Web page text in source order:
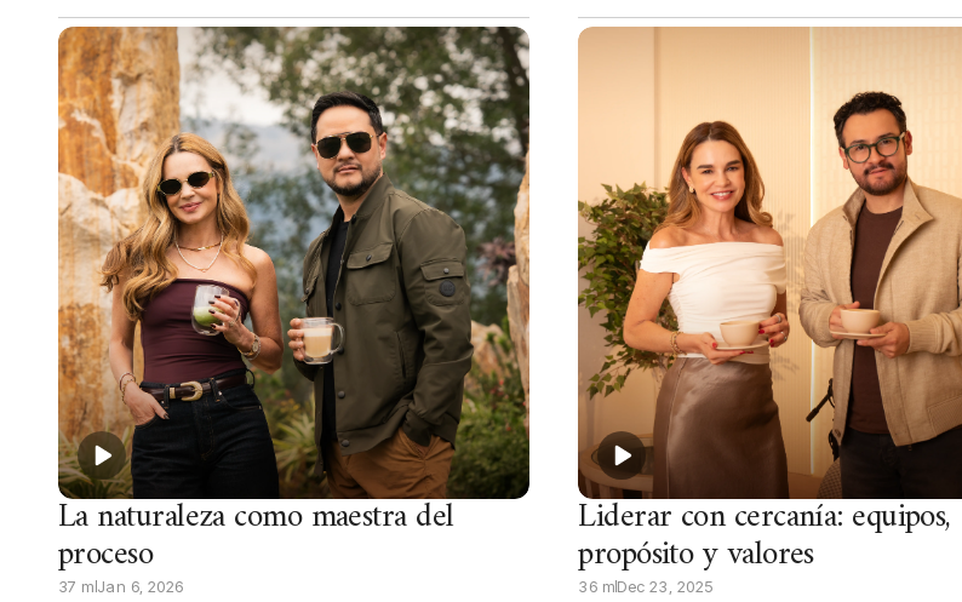
La naturaleza como maestra del
proceso
37 mJan 6, 2026
Liderar con cercanía: equipos,
propósito y valores
36 mDec 23, 2025